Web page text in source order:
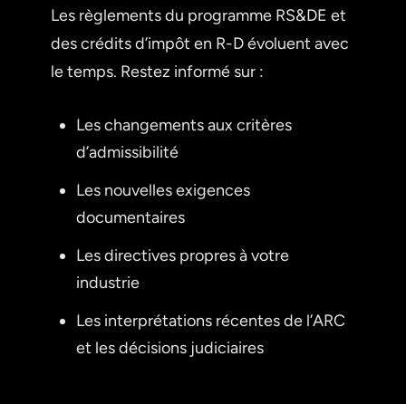
Les règlements du programme RS&DE et
des crédits d’impôt en R-D évoluent avec
le temps. Restez informé sur :
Les changements aux critères
d’admissibilité
Les nouvelles exigences
documentaires
Les directives propres à votre
industrie
Les interprétations récentes de l’ARC
et les décisions judiciaires